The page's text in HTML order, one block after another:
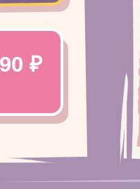
₽
ПОДРОБНЕЕ